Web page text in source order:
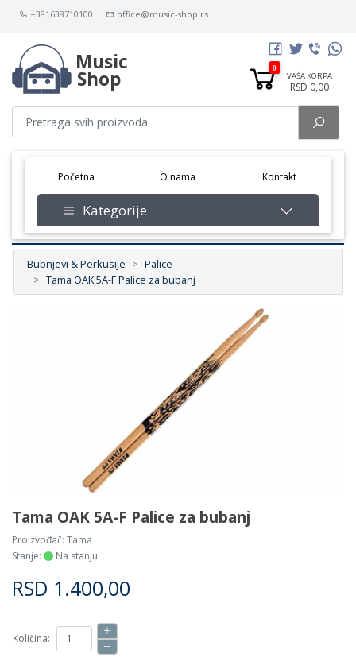
+381638710100 office@music-shop.rs
Music
Shop 0
VAŠA KORPA
RSD 0,00
Početna(current) O nama Kontakt
Kategorije
Bubnjevi & Perkusije
Palice
Tama OAK 5A-F Palice za bubanj
Tama OAK 5A-F Palice za bubanj
Proizvođač: Tama
Stanje:
Na stanju
RSD 1.400,00
Količina: